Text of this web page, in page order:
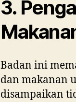
3.
Badan ini
dan makanan
disampaikan